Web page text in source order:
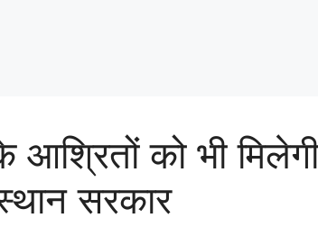
आश्रितों को भी मिलेगी
सरकार